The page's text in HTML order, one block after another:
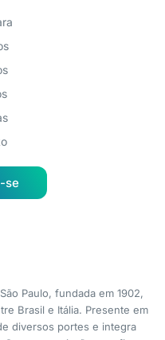
se
Paulo, fundada em 1902,
Brasil e Itália. Presente em
diversos portes e integra